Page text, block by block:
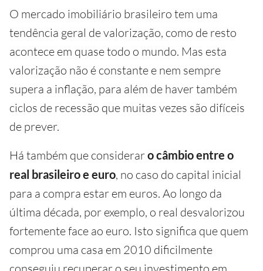
O mercado imobiliário brasileiro tem uma
tendência geral de valorização, como de resto
acontece em quase todo o mundo. Mas esta
valorização não é constante e nem sempre
supera a inflação, para além de haver também
ciclos de recessão que muitas vezes são difíceis
de prever.
Há também que consideraro câmbio entre o
real brasileiro e euro, no caso do capital inicial
para a compra estar em euros. Ao longo da
última década, por exemplo, o real desvalorizou
fortemente face ao euro. Isto significa que quem
comprou uma casa em 2010 dificilmente